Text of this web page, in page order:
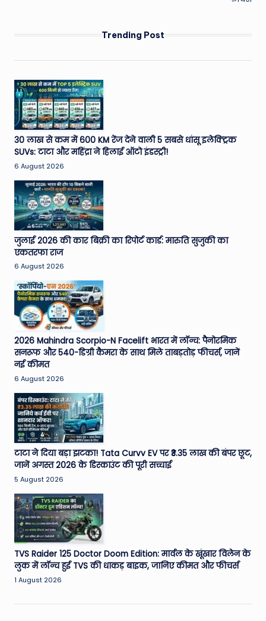
Trending Post
30 लाख से कम में 600 KM रेंज देने वाली 5 सबसे धांसू इलेक्ट्रिक
SUVs: टाटा और महिंद्रा ने हिलाई ऑटो इंडस्ट्री!
6 August 2026
जुलाई 2026 की कार बिक्री का रिपोर्ट कार्ड: मारुति सुजुकी का
एकतरफा राज
6 August 2026
2026 Mahindra Scorpio-N Facelift भारत में लॉन्च: पैनोरमिक
सनरूफ और 540-डिग्री कैमरा के साथ मिले ताबड़तोड़ फीचर्स, जानें
नई कीमत
6 August 2026
टाटा ने दिया बड़ा झटका! Tata Curvv EV पर ₹3.35 लाख की बंपर छूट,
जानें अगस्त 2026 के डिस्काउंट की पूरी सच्चाई
5 August 2026
TVS Raider 125 Doctor Doom Edition: मार्वल के खूंखार विलेन के
लुक में लॉन्च हुई TVS की धाकड़ बाइक, जानिए कीमत और फीचर्स
1 August 2026